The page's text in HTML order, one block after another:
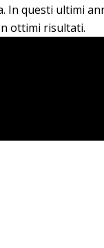
In questi ultimi
ottimi risultati.